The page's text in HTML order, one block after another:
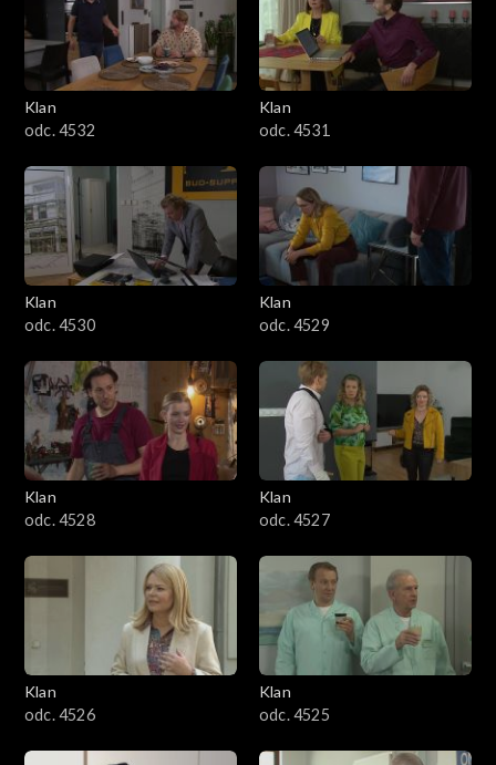
Klan
odc. 4532
Klan
odc. 4531
Klan
odc. 4530
Klan
odc. 4529
Klan
odc. 4528
Klan
odc. 4527
Klan
odc. 4526
Klan
odc. 4525